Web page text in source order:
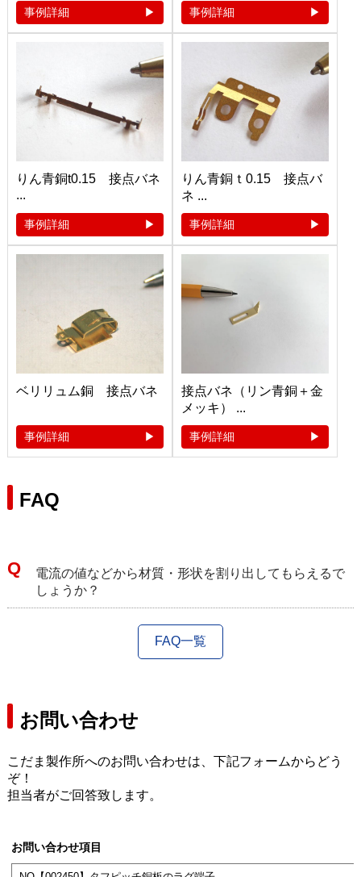
事例詳細 事例詳細
りん青銅t0.15 接点バネ
...
事例詳細
りん青銅ｔ0.15 接点バ
ネ ...
事例詳細
ベリリュム銅 接点バネ
事例詳細
接点バネ（リン青銅＋金
メッキ） ...
事例詳細
FAQ
電流の値などから材質・形状を割り出してもらえるで
しょうか？
FAQ一覧
お問い合わせ
こだま製作所へのお問い合わせは、下記フォームからどう
ぞ！
担当者がご回答致します。
お問い合わせ項目